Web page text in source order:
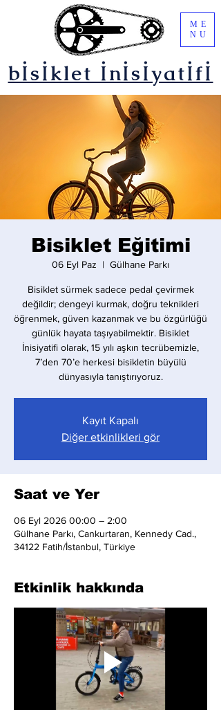
bİsİklet İnİsİyatİfİ
ME
NU
Bisiklet Eğitimi
06 Eyl Paz
  |
Gülhane Parkı
Bisiklet sürmek sadece pedal çevirmek
değildir; dengeyi kurmak, doğru teknikleri
öğrenmek, güven kazanmak ve bu özgürlüğü
günlük hayata taşıyabilmektir. Bisiklet
İnisiyatifi olarak, 15 yılı aşkın tecrübemizle,
7’den 70’e herkesi bisikletin büyülü
dünyasıyla tanıştırıyoruz.
Kayıt Kapalı
Diğer etkinlikleri gör
Saat ve Yer
06 Eyl 2026 00:00 – 2:00
Gülhane Parkı, Cankurtaran, Kennedy Cad.,
34122 Fatih/İstanbul, Türkiye
Etkinlik hakkında